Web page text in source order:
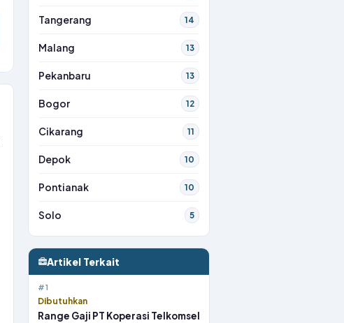
Tangerang 14
Malang 13
Pekanbaru 13
Bogor 12
Cikarang 11
Depok 10
Pontianak 10
Solo 5
Artikel Terkait
#1
Dibutuhkan
Range Gaji PT Koperasi Telkomsel